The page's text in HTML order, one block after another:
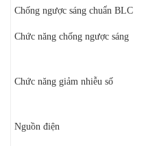
Chống ngược sáng chuẩn BLC
Chức năng chống ngược sáng
Chức năng giảm nhiễu số
Nguồn điện